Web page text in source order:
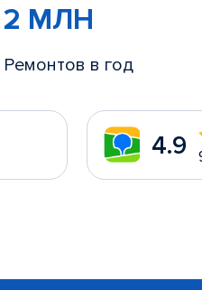
2 МЛН
Ремонтов в год
4.9